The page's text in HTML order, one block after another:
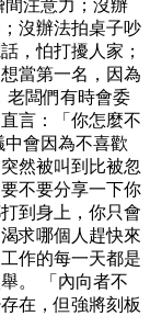
間注意力；沒辦
沒辦法拍桌子吵
，怕打擾人家；
當第一名，因為
老闆們有時會委
言：「你怎麼不
會因為不喜歡
然被叫到比被忽
不要分享一下你
到身上，你只會
求哪個人趕快來
作的每一天都是
。 「內向者不
在，但強將刻板